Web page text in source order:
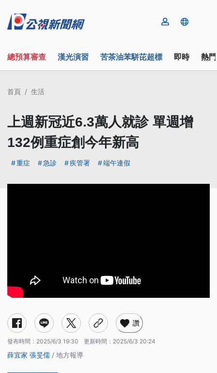
總預算審查 漢光演習 苦茶油苯駢芘超標 即時 熱
首頁 生活
上週新冠近6.3萬人就診 單週增
132例重症創今年新高
重症 急診 疾管署 端午連假
讚
發布時間： 2025/6/3 19:30 更新時間： 2025/6/3 20:24
薛宜家 張旻儒 / 地方報導